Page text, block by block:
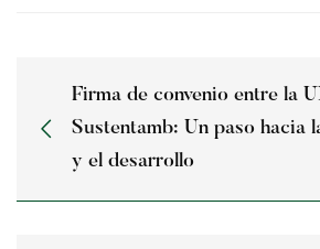
Firma de convenio entre la
Sustentamb: Un paso hacia
y el desarrollo